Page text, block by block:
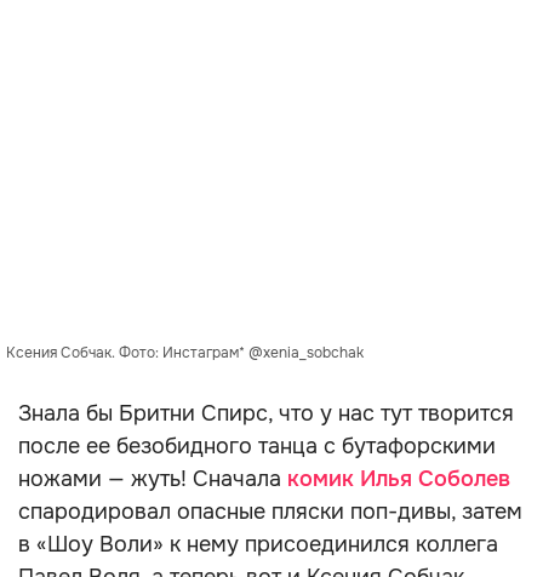
Ксения Собчак. Фото: Инстаграм* @xenia_sobchak
Знала бы Бритни Спирс, что у нас тут творится
после ее безобидного танца с бутафорскими
ножами — жуть! Сначала комик Илья Соболев
спародировал опасные пляски поп-дивы, затем
в «Шоу Воли» к нему присоединился коллега